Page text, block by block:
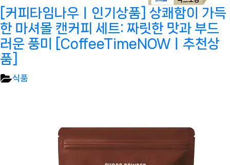
[커피타임나우ㅣ인기상품] 상쾌함이 가득
한 마셔몰 캔커피 세트: 짜릿한 맛과 부드
러운 풍미 [CoffeeTimeNOWㅣ추천상
품]
식품